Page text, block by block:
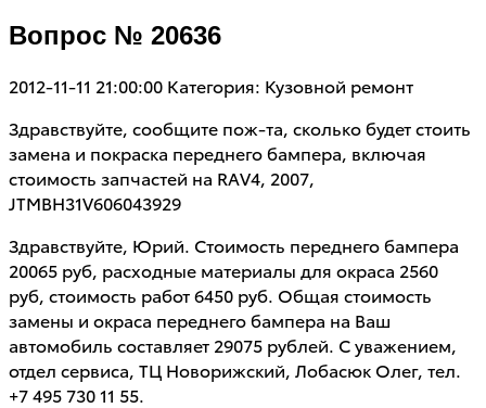
Вопрос № 20636
2012-11-11 21:00:00 Категория: Кузовной ремонт
Здравствуйте, сообщите пож-та, сколько будет стоить
замена и покраска переднего бампера, включая
стоимость запчастей на RAV4, 2007,
JTMBH31V606043929
Здравствуйте, Юрий. Стоимость переднего бампера
20065 руб, расходные материалы для окраса 2560
руб, стоимость работ 6450 руб. Общая стоимость
замены и окраса переднего бампера на Ваш
автомобиль составляет 29075 рублей. С уважением,
отдел сервиса, ТЦ Новорижский, Лобасюк Олег, тел.
+7 495 730 11 55.